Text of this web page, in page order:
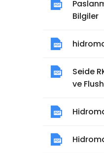
Bilgiler
Seide
ve